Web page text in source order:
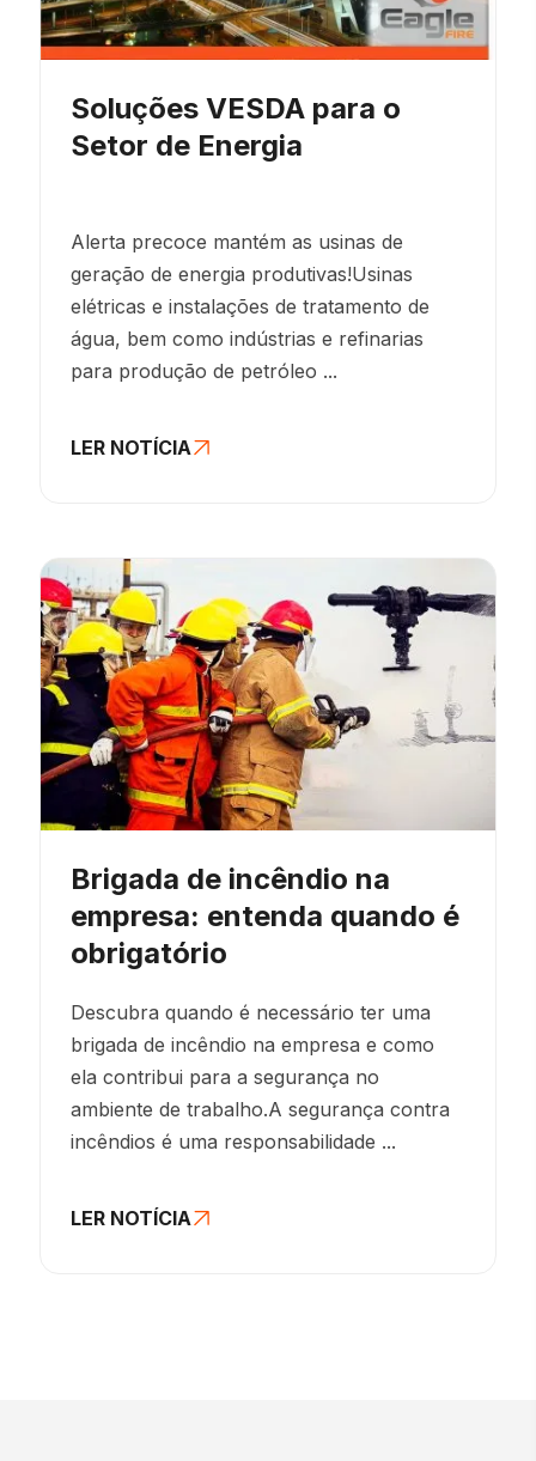
Soluções VESDA para o
Setor de Energia
Alerta precoce mantém as usinas de
geração de energia produtivas!Usinas
elétricas e instalações de tratamento de
água, bem como indústrias e refinarias
para produção de petróleo ...
LER NOTÍCIA
Brigada de incêndio na
empresa: entenda quando é
obrigatório
Descubra quando é necessário ter uma
brigada de incêndio na empresa e como
ela contribui para a segurança no
ambiente de trabalho.A segurança contra
incêndios é uma responsabilidade ...
LER NOTÍCIA